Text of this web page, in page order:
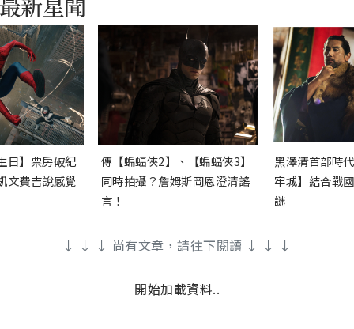
日】票房破紀
文費吉說感覺
傳【蝙蝠俠2】、【蝙蝠俠3】
同時拍攝？詹姆斯岡恩澄清謠
言！
黑澤清首部時
牢城】結合戰
謎
↓ ↓ ↓ 尚有文章，請往下閱讀 ↓ ↓ ↓
開始加載資料..